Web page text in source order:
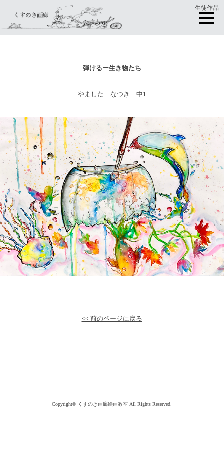
生徒作品
弾けるー生き物たち
やました なつき 中1
<< 前のページに戻る
Copyright© くすのき画廊絵画教室 All Rights Reserved.